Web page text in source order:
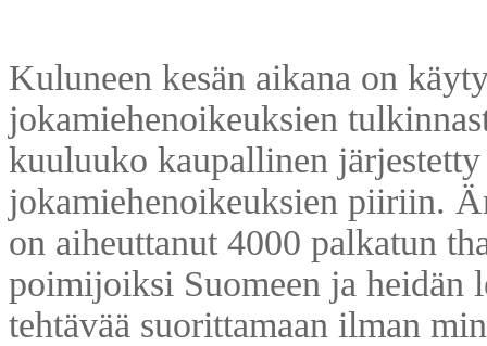
Kuluneen kesän aikana on
jokamiehenoikeuksien
kuuluuko kaupallinen
jokamiehenoikeuksien piiriin.
on aiheuttanut 4000 palkatun
poimijoiksi Suomeen ja heidän
tehtävää suorittamaan ilman